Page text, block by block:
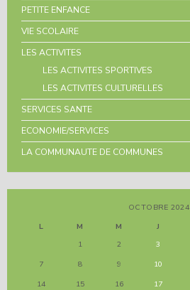
PETITE ENFANCE
VIE SCOLAIRE
LES ACTIVITES
LES ACTIVITES SPORTIVES
LES ACTIVITES CULTURELLES
SERVICES SANTE
ECONOMIE/SERVICES
LA COMMUNAUTE DE COMMUNES
OCTOBRE 2024
L
M M J
1
2 3
7
8 9 10
14
15 16 17